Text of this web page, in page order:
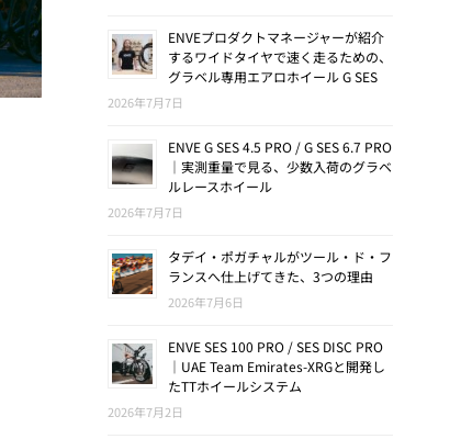
ENVEプロダクトマネージャーが紹介
するワイドタイヤで速く走るための、
グラベル専用エアロホイール G SES
2026年7月7日
ENVE G SES 4.5 PRO / G SES 6.7 PRO
｜実測重量で見る、少数入荷のグラベ
ルレースホイール
2026年7月7日
タデイ・ポガチャルがツール・ド・フ
ランスへ仕上げてきた、3つの理由
2026年7月6日
ENVE SES 100 PRO / SES DISC PRO
｜UAE Team Emirates-XRGと開発し
たTTホイールシステム
2026年7月2日